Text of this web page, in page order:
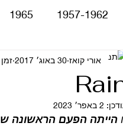
1957-1962
1965
Please
Beatles
Revolver
אורי קואז 30 באוג׳ 2017 זמן
2 באפר׳ 2023
הייתה הפעם הראשונה